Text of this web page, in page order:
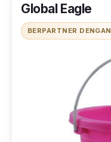
Global Eagle
BERPARTNER DENGAN